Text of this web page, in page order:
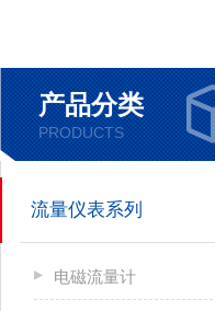
产品分类
PRODUCTS
流量仪表系列
电磁流量计